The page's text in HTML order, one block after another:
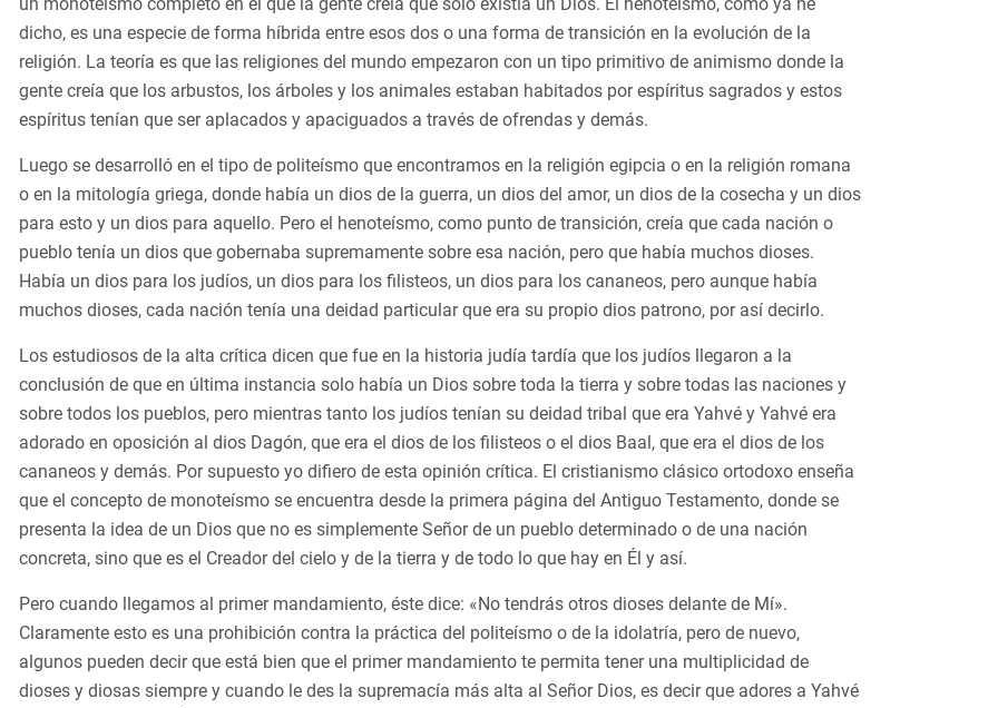
dicho, es una especie de forma híbrida entre esos dos o una forma de transición en la evolución de la
religión. La teoría es que las religiones del mundo empezaron con un tipo primitivo de animismo donde la
gente creía que los arbustos, los árboles y los animales estaban habitados por espíritus sagrados y estos
espíritus tenían que ser aplacados y apaciguados a través de ofrendas y demás.
Luego se desarrolló en el tipo de politeísmo que encontramos en la religión egipcia o en la religión romana
o en la mitología griega, donde había un dios de la guerra, un dios del amor, un dios de la cosecha y un dios
para esto y un dios para aquello. Pero el henoteísmo, como punto de transición, creía que cada nación o
pueblo tenía un dios que gobernaba supremamente sobre esa nación, pero que había muchos dioses.
Había un dios para los judíos, un dios para los filisteos, un dios para los cananeos, pero aunque había
muchos dioses, cada nación tenía una deidad particular que era su propio dios patrono, por así decirlo.
Los estudiosos de la alta crítica dicen que fue en la historia judía tardía que los judíos llegaron a la
conclusión de que en última instancia solo había un Dios sobre toda la tierra y sobre todas las naciones y
sobre todos los pueblos, pero mientras tanto los judíos tenían su deidad tribal que era Yahvé y Yahvé era
adorado en oposición al dios Dagón, que era el dios de los filisteos o el dios Baal, que era el dios de los
cananeos y demás. Por supuesto yo difiero de esta opinión crítica. El cristianismo clásico ortodoxo enseña
que el concepto de monoteísmo se encuentra desde la primera página del Antiguo Testamento, donde se
presenta la idea de un Dios que no es simplemente Señor de un pueblo determinado o de una nación
concreta, sino que es el Creador del cielo y de la tierra y de todo lo que hay en Él y así.
Pero cuando llegamos al primer mandamiento, éste dice: «No tendrás otros dioses delante de Mí».
Claramente esto es una prohibición contra la práctica del politeísmo o de la idolatría, pero de nuevo,
algunos pueden decir que está bien que el primer mandamiento te permita tener una multiplicidad de
dioses y diosas siempre y cuando le des la supremacía más alta al Señor Dios, es decir que adores a Yahvé